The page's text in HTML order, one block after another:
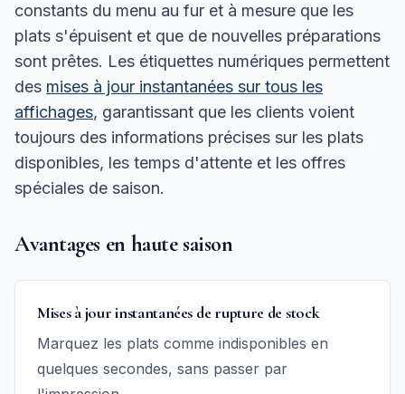
constants du menu au fur et à mesure que les
plats s'épuisent et que de nouvelles préparations
sont prêtes. Les étiquettes numériques permettent
des mises à jour instantanées sur tous les
affichages, garantissant que les clients voient
toujours des informations précises sur les plats
disponibles, les temps d'attente et les offres
spéciales de saison.
Avantages en haute saison
Mises à jour instantanées de rupture de stock
Marquez les plats comme indisponibles en
quelques secondes, sans passer par